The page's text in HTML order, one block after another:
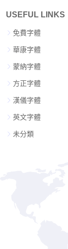
USEFUL LINKS
免費字體
華康字體
蒙納字體
方正字體
漢儀字體
英文字體
未分類